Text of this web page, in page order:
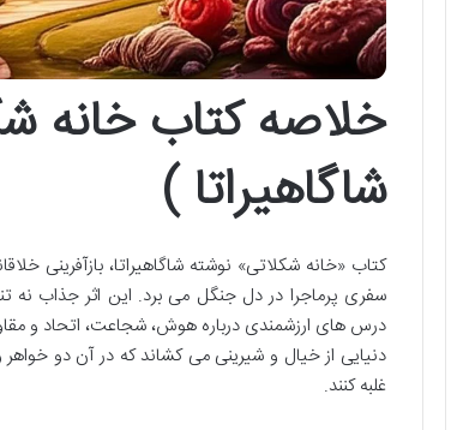
خلاصه کتاب خانه
شاگاهیراتا )
کتاب «خانه شکلاتی» نوشته شاگاهیراتا، بازآفرینی
سفری پرماجرا در دل جنگل می برد. این اثر جذاب نه
درس های ارزشمندی درباره هوش، شجاعت، اتحاد و
دنیایی از خیال و شیرینی می کشاند که در آن دو
غلبه کنند.